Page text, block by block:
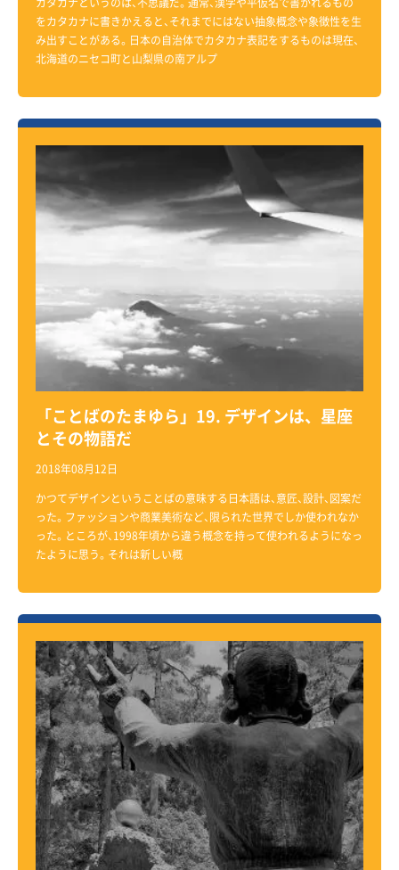
をカタカナに書きかえると、それまでにはない抽象概念や象徴性を生
み出すことがある。日本の自治体でカタカナ表記をするものは現在、
北海道のニセコ町と山梨県の南アルプ
「ことばのたまゆら」19. デザインは、星座
とその物語だ
2018年08月12日
かつてデザインということばの意味する日本語は、意匠、設計、図案だ
った。ファッションや商業美術など、限られた世界でしか使われなか
った。ところが、1998年頃から違う概念を持って使われるようになっ
たように思う。それは新しい概